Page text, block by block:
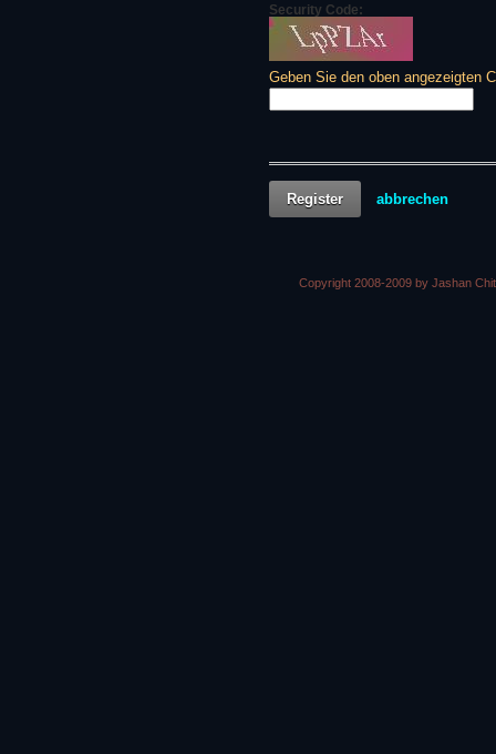
Security Code:
Geben Sie den oben angezeigten
Register abbrechen
Copyright 2008-2009 by Jashan